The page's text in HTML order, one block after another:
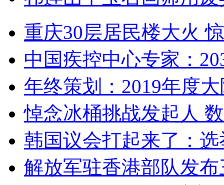
重庆30层居民楼大火
中国疾控中心专家：
年终策划：2019年度
悼念冰桶挑战发起人
韩国议会打起来了：
解放军驻香港部队发